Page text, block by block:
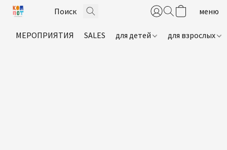
МЕРОПРИЯТИЯ SALES для детей для взрослых